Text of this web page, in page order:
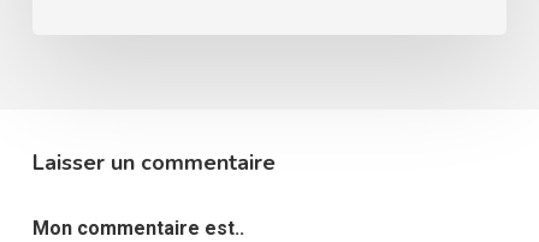
Laisser un commentaire
Mon commentaire est..